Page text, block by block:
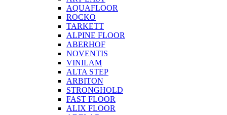
AQUAFLOOR
ROCKO
TARKETT
ALPINE FLOOR
ABERHOF
NOVENTIS
VINILAM
ALTA STEP
ARBITON
STRONGHOLD
FAST FLOOR
ALIX FLOOR